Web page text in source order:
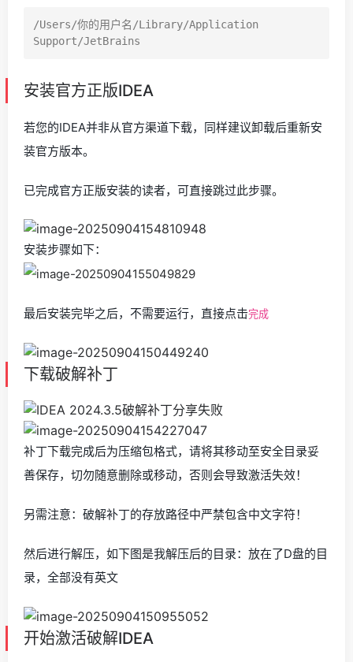
/Users/你的用户名/Library/Application
安装官方正版IDEA
若您的IDEA并非从官方渠道下载，同样建议卸载后重新安
装官方版本。
已完成官方正版安装的读者，可直接跳过此步骤。
安装步骤如下：
最后安装完毕之后，不需要运行，直接点击完成
下载破解补丁
补丁下载完成后为压缩包格式，请将其移动至安全目录妥
善保存，切勿随意删除或移动，否则会导致激活失效！
另需注意：破解补丁的存放路径中严禁包含中文字符！
然后进行解压，如下图是我解压后的目录：放在了D盘的目
录，全部没有英文
开始激活破解IDEA